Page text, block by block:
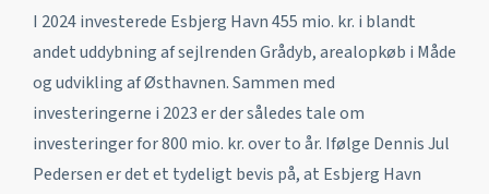
I 2024 investerede Esbjerg Havn 455 mio. kr. i blandt
andet uddybning af sejlrenden Grådyb, arealopkøb i Måde
og udvikling af Østhavnen. Sammen med
investeringerne i 2023 er der således tale om
investeringer for 800 mio. kr. over to år. Ifølge Dennis Jul
Pedersen er det et tydeligt bevis på, at Esbjerg Havn